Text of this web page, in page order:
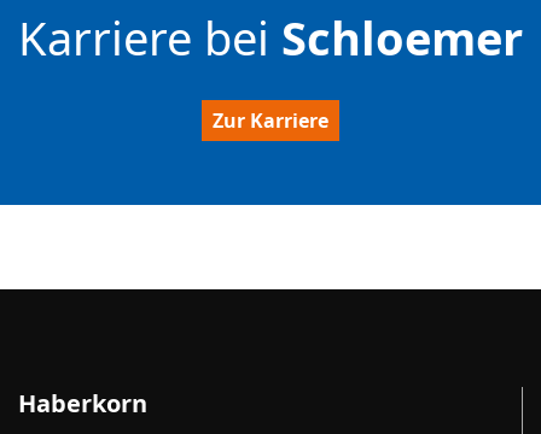
Karriere bei Schloemer
Zur Karriere
Haberkorn